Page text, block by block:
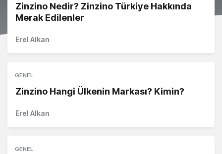
Zinzino Nedir? Zinzino Türkiye Hakkında
Merak Edilenler
Erel Alkan
GENEL
Zinzino Hangi Ülkenin Markası? Kimin?
Erel Alkan
GENEL